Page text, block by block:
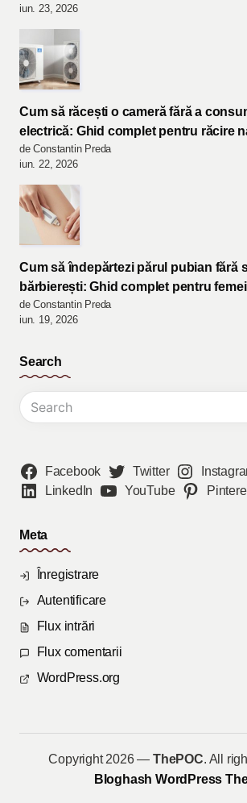
iun. 23, 2026
Cum să răcești o cameră fără a
electrică: Ghid complet pentru răcire
de Constantin Preda
iun. 22, 2026
Cum să îndepărtezi părul pubian fără
bărbierești: Ghid complet pentru femei
de Constantin Preda
iun. 19, 2026
Search
Facebook Twitter
LinkedIn
YouTube
Meta
Înregistrare
Autentificare
Flux intrări
Flux comentarii
WordPress.org
Copyright 2026 —ThePOC. All
Bloghash WordPress